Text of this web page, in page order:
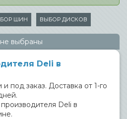
ШИН ВЫБОР ДИСКОВ
выбраны
Deli в
под заказ. Доставка от 1-го
Deli в